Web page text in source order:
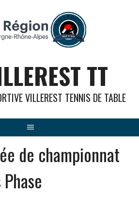
TT
VILLEREST TENNIS DE TABLE
de championnat